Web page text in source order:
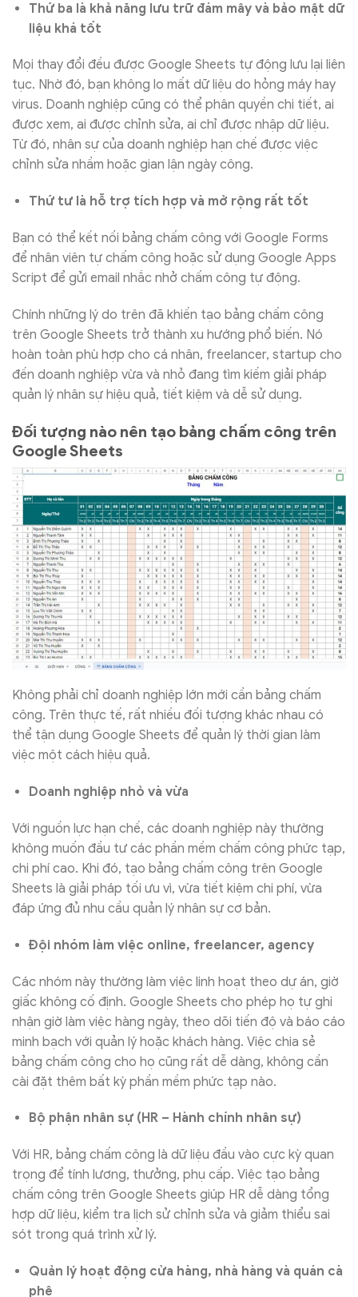
Thứ ba là khả năng lưu trữ đám mây và bảo mật dữ
liệu khá tốt
Mọi thay đổi đều được Google Sheets tự động lưu lại liên
tục. Nhờ đó, bạn không lo mất dữ liệu do hỏng máy hay
virus. Doanh nghiệp cũng có thể phân quyền chi tiết, ai
được xem, ai được chỉnh sửa, ai chỉ được nhập dữ liệu.
Từ đó, nhân sự của doanh nghiệp hạn chế được việc
chỉnh sửa nhầm hoặc gian lận ngày công.
Thứ tư là hỗ trợ tích hợp và mở rộng rất tốt
Bạn có thể kết nối bảng chấm công với Google Forms
để nhân viên tự chấm công hoặc sử dụng Google Apps
Script để gửi email nhắc nhở chấm công tự động.
Chính những lý do trên đã khiến tạo bảng chấm công
trên Google Sheets trở thành xu hướng phổ biến. Nó
hoàn toàn phù hợp cho cá nhân, freelancer, startup cho
đến doanh nghiệp vừa và nhỏ đang tìm kiếm giải pháp
quản lý nhân sự hiệu quả, tiết kiệm và dễ sử dụng.
Đối tượng nào nên tạo bảng chấm công trên
Google Sheets
Không phải chỉ doanh nghiệp lớn mới cần bảng chấm
công. Trên thực tế, rất nhiều đối tượng khác nhau có
thể tận dụng Google Sheets để quản lý thời gian làm
việc một cách hiệu quả.
Doanh nghiệp nhỏ và vừa
Với nguồn lực hạn chế, các doanh nghiệp này thường
không muốn đầu tư các phần mềm chấm công phức tạp,
chi phí cao. Khi đó, tạo bảng chấm công trên Google
Sheets là giải pháp tối ưu vì, vừa tiết kiệm chi phí, vừa
đáp ứng đủ nhu cầu quản lý nhân sự cơ bản.
Đội nhóm làm việc online, freelancer, agency
Các nhóm này thường làm việc linh hoạt theo dự án, giờ
giấc không cố định. Google Sheets cho phép họ tự ghi
nhận giờ làm việc hàng ngày, theo dõi tiến độ và báo cáo
minh bạch với quản lý hoặc khách hàng. Việc chia sẻ
bảng chấm công cho họ cũng rất dễ dàng, không cần
cài đặt thêm bất kỳ phần mềm phức tạp nào.
Bộ phận nhân sự (HR – Hành chính nhân sự)
Với HR, bảng chấm công là dữ liệu đầu vào cực kỳ quan
trọng để tính lương, thưởng, phụ cấp. Việc tạo bảng
chấm công trên Google Sheets giúp HR dễ dàng tổng
hợp dữ liệu, kiểm tra lịch sử chỉnh sửa và giảm thiểu sai
sót trong quá trình xử lý.
Quản lý hoạt động cửa hàng, nhà hàng và quán cà
phê